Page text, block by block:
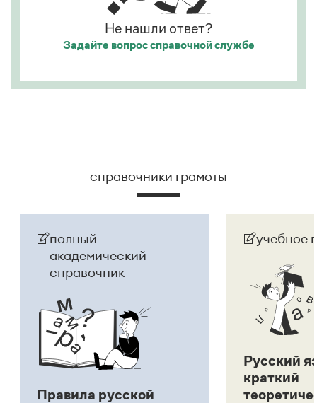
Не нашли ответ?
Задайте вопроссправочной службе
справочники грамоты
полный
академический
справочник
Правила русской
учебное
Русский
краткий